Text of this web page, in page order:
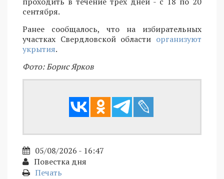
сентября.
Ранее сообщалось, что на избирательных
участках Свердловской области организуют
укрытия.
Фото: Борис Ярков
05/08/2026 - 16:47
Повестка дня
Печать